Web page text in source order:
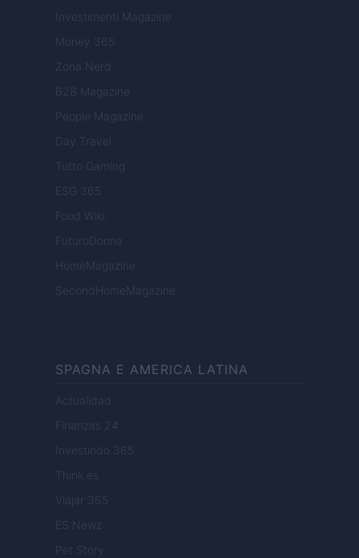
Investimenti Magazine
Money 365
Zona Nerd
B2B Magazine
People Magazine
Day Travel
Tutto Gaming
ESG 365
Food Wiki
FuturoDonna
HomeMagazine
SecondHomeMagazine
SPAGNA E AMERICA LATINA
Actualidad
Finanzas 24
Investindo 365
Think.es
Viajar 365
ES Newz
Pet Story